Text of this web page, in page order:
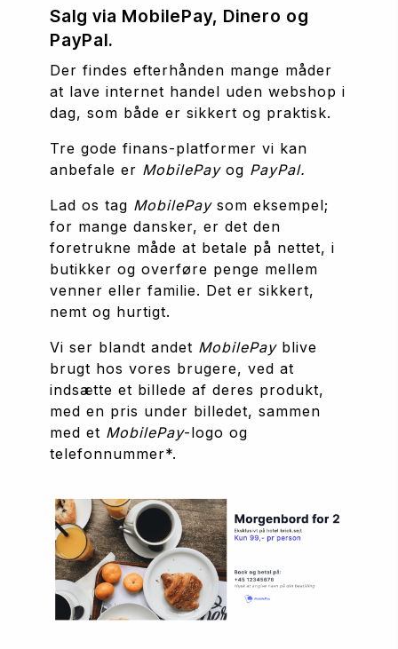
Salg via MobilePay, Dinero og
PayPal.
Der findes efterhånden mange måder
at lave internet handel uden webshop i
dag, som både er sikkert og praktisk.
Tre gode finans-platformer vi kan
anbefale er MobilePay og PayPal.
Lad os tag MobilePay som eksempel;
for mange dansker, er det den
foretrukne måde at betale på nettet, i
butikker og overføre penge mellem
venner eller familie. Det er sikkert,
nemt og hurtigt.
Vi ser blandt andet MobilePay blive
brugt hos vores brugere, ved at
indsætte et billede af deres produkt,
med en pris under billedet, sammen
med et MobilePay-logo og
telefonnummer*.